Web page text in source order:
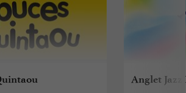
Anglet Jazz